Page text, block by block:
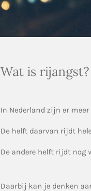
Wat is rijangst?
In Nederland zijn er
De helft daarvan rijdt
De andere helft rijdt nog
Daarbij kan je denken